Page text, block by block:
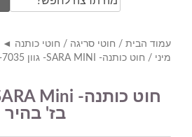
עמוד הבית / חוטי סריגה / חוטי כותנה ◄
מיני / חוט כותנה- SARA MINI- גוון 7035- בז' בהיר
בז' בהיר